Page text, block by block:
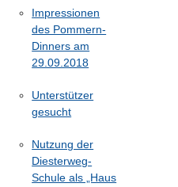
Impressionen
des Pommern-
Dinners am
29.09.2018
Unterstützer
gesucht
Nutzung der
Diesterweg-
Schule als „Haus